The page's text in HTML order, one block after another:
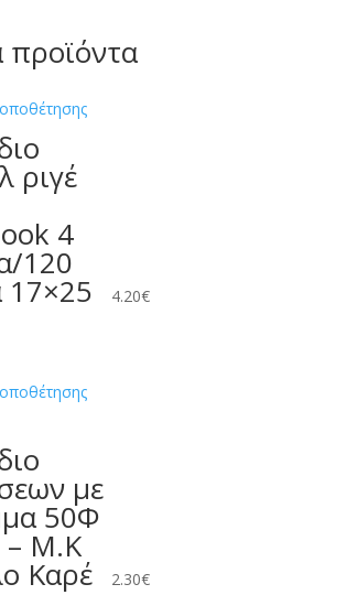
προϊόντα
ριγέ
4
120
17×25 4.20€
με
50Φ
– Μ.Κ
Καρέ 2.30€